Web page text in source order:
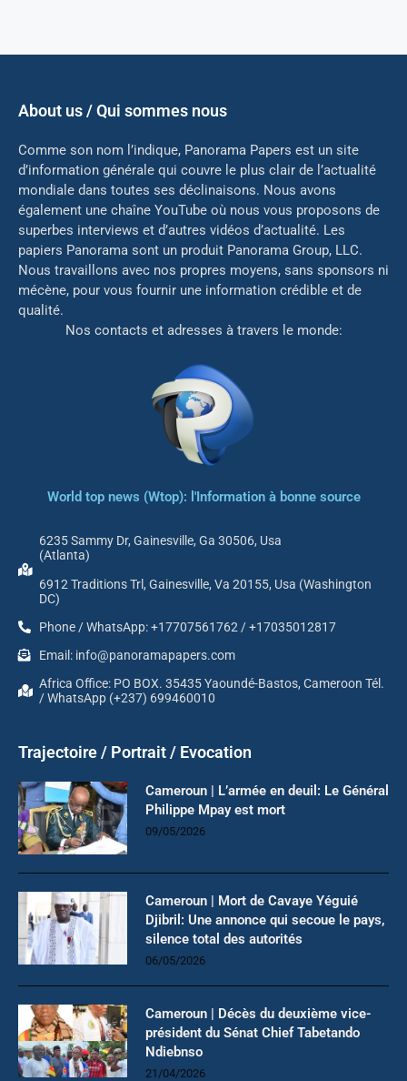
About us / Qui sommes nous
Comme son nom l’indique, Panorama Papers est un site
d’information générale qui couvre le plus clair de l’actualité
mondiale dans toutes ses déclinaisons. Nous avons
également une chaîne YouTube où nous vous proposons de
superbes interviews et d’autres vidéos d’actualité. Les
papiers Panorama sont un produit Panorama Group, LLC.
Nous travaillons avec nos propres moyens, sans sponsors ni
mécène, pour vous fournir une information crédible et de
qualité.
Nos contacts et adresses à travers le monde:
World top news (Wtop): l'Information à bonne source
6235 Sammy Dr, Gainesville, Ga 30506, Usa
(Atlanta)
6912 Traditions Trl, Gainesville, Va 20155, Usa (Washington
DC)
Phone / WhatsApp: +17707561762 / +17035012817
Email: info@panoramapapers.com
Africa Office: PO BOX. 35435 Yaoundé-Bastos, Cameroon Tél.
/ WhatsApp (+237) 699460010
Trajectoire / Portrait / Evocation
Cameroun | L’armée en deuil: Le Général
Philippe Mpay est mort
09/05/2026
Cameroun | Mort de Cavaye Yéguié
Djibril: Une annonce qui secoue le pays,
silence total des autorités
06/05/2026
Cameroun | Décès du deuxième vice-
président du Sénat Chief Tabetando
Ndiebnso
21/04/2026